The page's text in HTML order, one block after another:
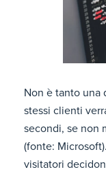
Non è tanto una
stessi clienti
secondi, se non
(fonte:
visitatori